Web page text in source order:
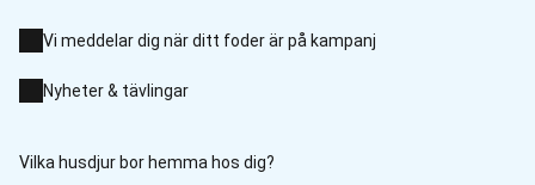
Vi meddelar dig när ditt foder är på kampanj
Nyheter & tävlingar
Vilka husdjur bor hemma hos dig?